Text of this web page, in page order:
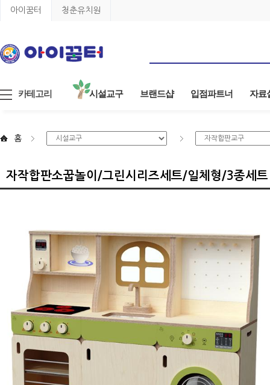
아이꿈터 청춘유치원
카테고리 시설교구 브랜드샵 입점파트너 자료
홈
자작합판소꿉놀이/그린시리즈세트/일체형/3종세트